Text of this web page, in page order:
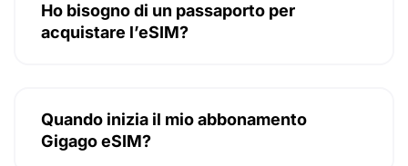
Ho bisogno di un passaporto per
acquistare l’eSIM?
Quando inizia il mio abbonamento
Gigago eSIM?